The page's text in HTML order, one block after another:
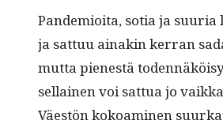
Pan­demioi­ta, sotia ja
ja sat­tuu ainakin ker­ran
mut­ta pien­estä
sel­l­ainen voi sat­tua jo
Väestön kokoami­nen